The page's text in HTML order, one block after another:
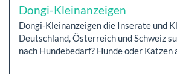
Dongi-Kleinanzeigen
Dongi-Kleinanzeigen die Inserate und
Deutschland, Österreich und Schweiz
nach Hundebedarf? Hunde oder Katzen